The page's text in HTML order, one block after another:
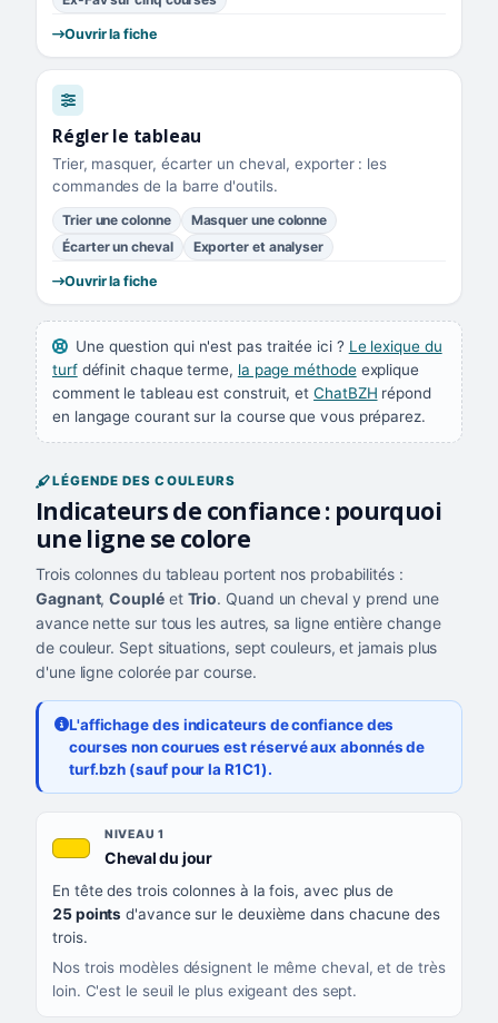
Ouvrir la fiche
Régler le tableau
Trier, masquer, écarter un cheval, exporter : les
commandes de la barre d'outils.
Trier une colonne
Masquer une colonne
Écarter un cheval
Exporter et analyser
Ouvrir la fiche
Une question qui n'est pas traitée ici ? Le lexique du
turfdéfinit chaque terme, la page méthodeexplique
comment le tableau est construit, etChatBZH répond
en langage courant sur la course que vous préparez.
LÉGENDE DES COULEURS
Indicateurs de confiance : pourquoi
une ligne se colore
Trois colonnes du tableau portent nos probabilités :
Gagnant,Coupléet Trio. Quand un cheval y prend une
avance nette sur tous les autres, sa ligne entière change
de couleur. Sept situations, sept couleurs, et jamais plus
d'une ligne colorée par course.
L'affichage des indicateurs de confiance des
courses non courues est réservé aux abonnés de
turf.bzh (sauf pour la R1C1).
QUAND LA LIGNE PREND CETTE COULEUR
CE QUE CELA VOUS DIT
NIVEAU 1
Cheval du jour, couleur jaune or
En tête des trois colonnes à la fois, avec plus de
25 points d'avance sur le deuxième dans chacune des
trois.
Nos trois modèles désignent le même cheval, et de très
loin. C'est le seuil le plus exigeant des sept.